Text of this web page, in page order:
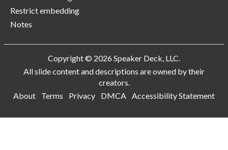
Restrict embedding
Notes
Copyright © 2026 Speaker Deck, LLC.
All slide content and descriptions are owned by their
creators.
About
Terms Privacy DMCA Accessibility Statement